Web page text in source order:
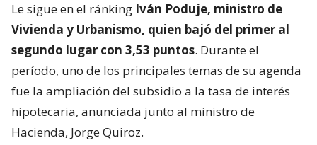
Le sigue en el ránking Iván Poduje, ministro de
Vivienda y Urbanismo, quien bajó del primer al
segundo lugar con 3,53 puntos. Durante el
período, uno de los principales temas de su agenda
fue la ampliación del subsidio a la tasa de interés
hipotecaria, anunciada junto al ministro de
Hacienda, Jorge Quiroz.